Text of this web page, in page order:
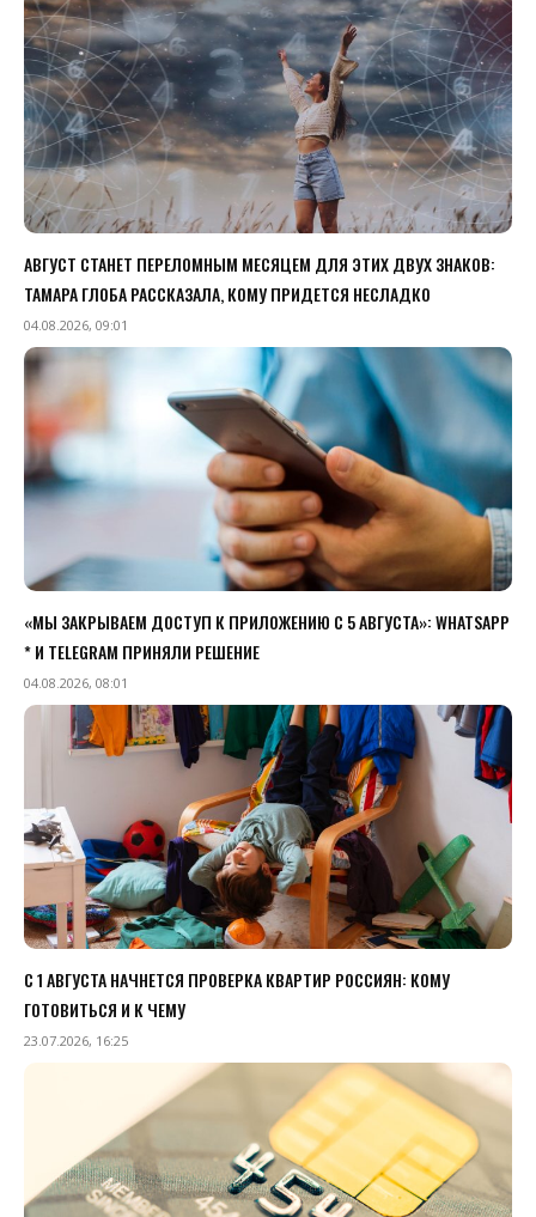
АВГУСТ СТАНЕТ ПЕРЕЛОМНЫМ МЕСЯЦЕМ ДЛЯ ЭТИХ ДВУХ ЗНАКОВ:
ТАМАРА ГЛОБА РАССКАЗАЛА, КОМУ ПРИДЕТСЯ НЕСЛАДКО
04.08.2026, 09:01
«МЫ ЗАКРЫВАЕМ ДОСТУП К ПРИЛОЖЕНИЮ C 5 АВГУСТА»: WHATSAPP
* И TELEGRAM ПРИНЯЛИ РЕШЕНИЕ
04.08.2026, 08:01
С 1 АВГУСТА НАЧНЕТСЯ ПРОВЕРКА КВАРТИР РОССИЯН: КОМУ
ГОТОВИТЬСЯ И К ЧЕМУ
23.07.2026, 16:25